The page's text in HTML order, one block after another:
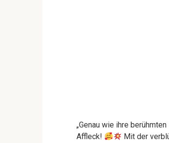
„Genau wie ihre berühmten
Affleck!
Mit der